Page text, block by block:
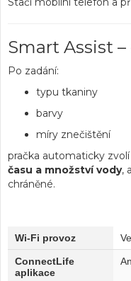
Smart Assist
Po zadání:
typu tkaniny
barvy
míry znečištění
pračka automaticky zvolí
času a množství vody,
chráněné.
Wi-Fi provoz
ConnectLife
aplikace